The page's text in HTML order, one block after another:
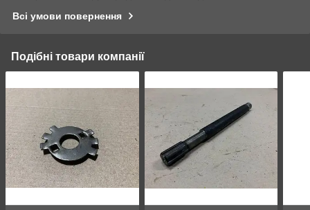
Всі умови повернення
Подібні товари компанії